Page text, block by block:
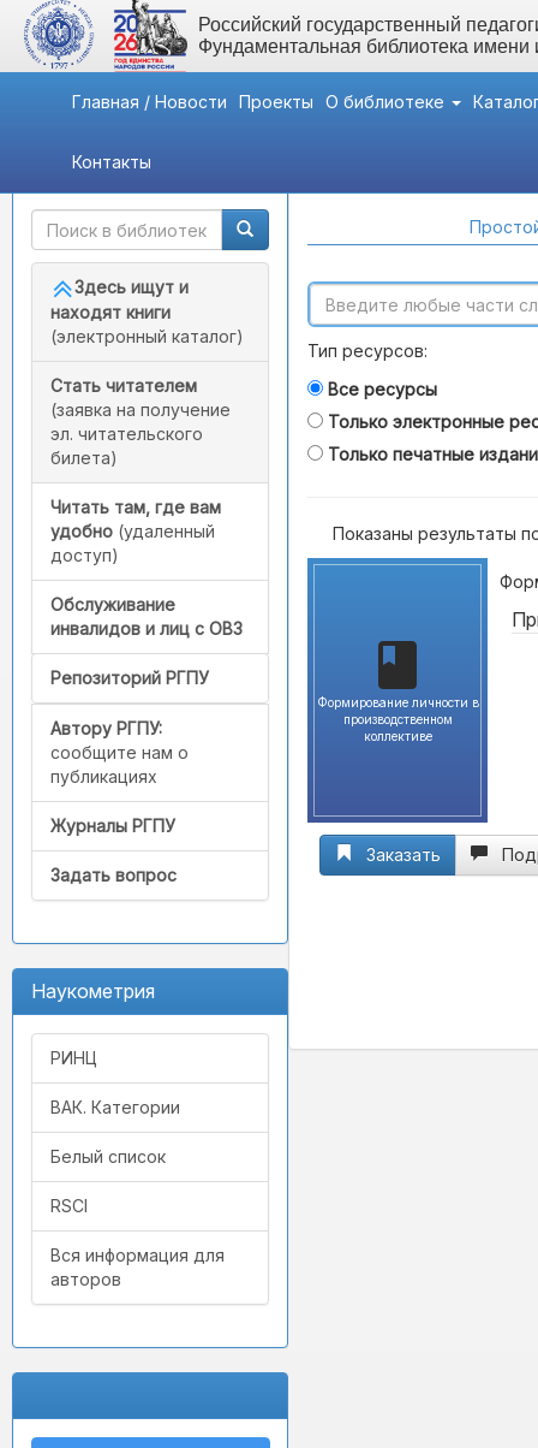
Российский государственный
Фундаментальная библиотека
Главная / Новости Проекты О библиотеке
Контакты
Быстрый доступ
Здесь ищут и
находят книги
(электронный каталог)
Стать читателем
(заявка на получение
эл. читательского
билета)
Читать там, где вам
удобно (удаленный
доступ)
Обслуживание
инвалидов и лиц с ОВЗ
Репозиторий РГПУ
Автору РГПУ:
сообщите нам о
публикациях
Журналы РГПУ
Задать вопрос
Наукометрия
РИНЦ
ВАК. Категории
Белый список
RSCI
Вся информация для
авторов
Тип ресурсов:
Все ресурсы
Только электронные
Только печатные
Показаны результаты
Формирование личности в
производственном
коллективе
Заказать